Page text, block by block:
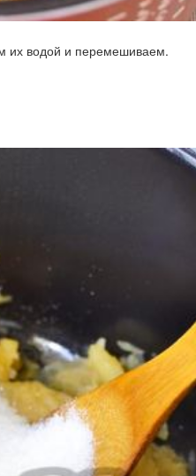
их водой и перемешиваем.